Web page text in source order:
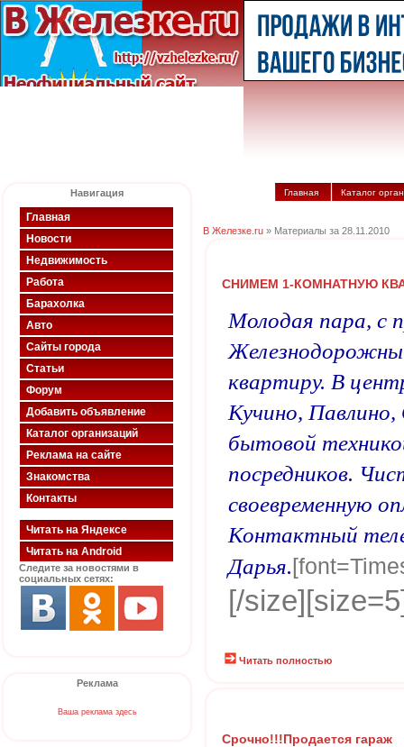
Навигация
Главная
Новости
Недвижимость
Работа
Барахолка
Авто
Сайты города
Статьи
Форум
Добавить объявление
Каталог организаций
Реклама на сайте
Знакомства
Контакты
Читать на Яндексе
Читать на Android
Следите за новостями в
социальных сетях:
Реклама
Ваша реклама здесь
Главная Каталог
В Железке.ru » Материалы за 28.11.2010
CНИМЕМ 1-КОМНАТНУЮ
Молодая пара, с
квартиру. В
Кучино,
бытовой
посредников.
своевременную
Контактный
Дарья.
[/
Читать полностью
Срочно!!!Продается гараж